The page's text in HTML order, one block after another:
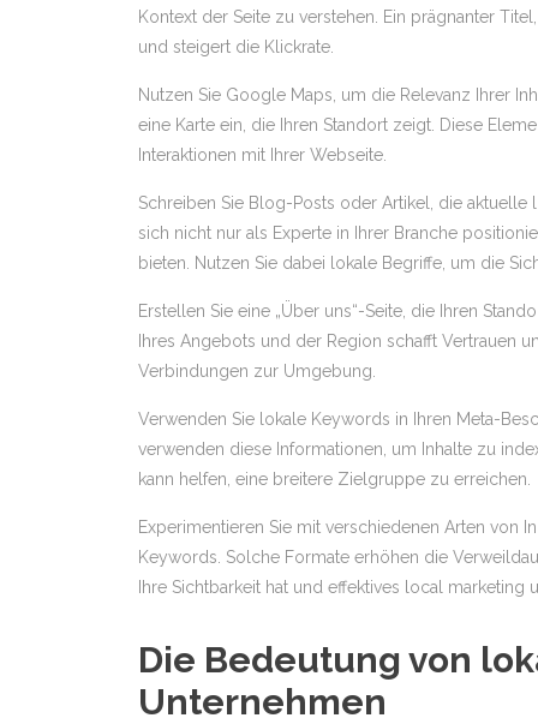
Kontext der Seite zu verstehen. Ein prägnanter
und steigert die Klickrate.
Nutzen Sie Google Maps, um die Relevanz Ihrer
eine Karte ein, die Ihren Standort zeigt. Diese
Interaktionen mit Ihrer Webseite.
Schreiben Sie Blog-Posts oder Artikel, die
sich nicht nur als Experte in Ihrer Branche
bieten. Nutzen Sie dabei lokale Begriffe, um die
Erstellen Sie eine „Über uns“-Seite, die Ihren
Ihres Angebots und der Region schafft Vertrauen
Verbindungen zur Umgebung.
Verwenden Sie lokale Keywords in Ihren Meta-
verwenden diese Informationen, um Inhalte zu
kann helfen, eine breitere Zielgruppe zu erreichen.
Experimentieren Sie mit verschiedenen Arten von
Keywords. Solche Formate erhöhen die
Ihre Sichtbarkeit hat und effektives local marketing
Die Bedeutung von
Unternehmen